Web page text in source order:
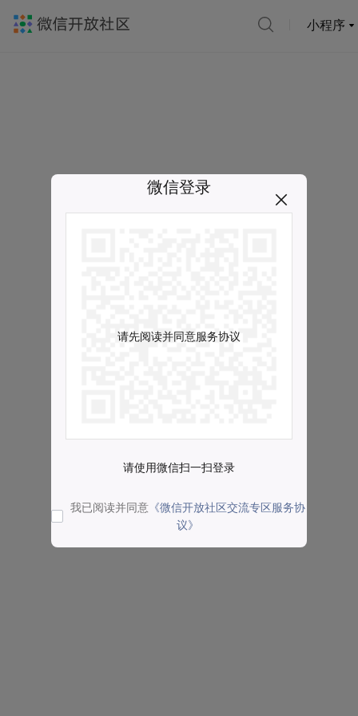
小程序
微信登录
请先阅读并同意服务协议
请使用微信扫一扫登录
我已阅读并同意 《微信开放社区交流专区服务协
议》